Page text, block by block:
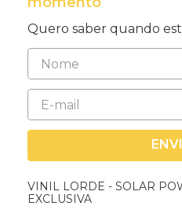
Quero saber quando
VINIL LORDE - SOLAR
EXCLUSIVA